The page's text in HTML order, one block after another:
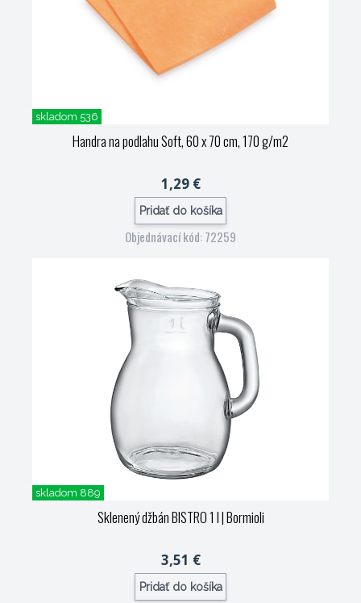
skladom 536
Handra na podlahu Soft, 60 x 70 cm, 170 g/m2
1,29 €
Pridať do košíka
Objednávací kód: 72259
skladom 889
Sklenený džbán BISTRO 1 l| Bormioli
3,51 €
Pridať do košíka